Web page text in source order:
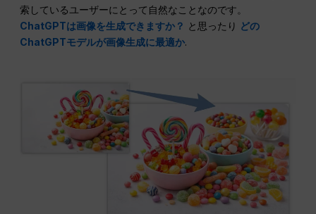
索しているユーザーにとって自然なことなのです。
ChatGPTは画像を生成できますか？ と思ったり どの
ChatGPTモデルが画像生成に最適か.